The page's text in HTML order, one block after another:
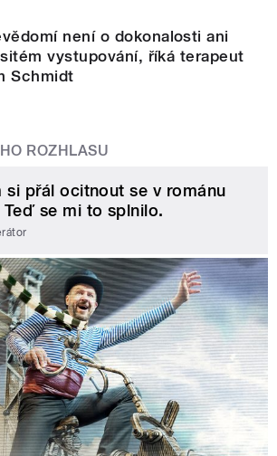
není o dokonalosti ani
vystupování, říká terapeut
Schmidt
ROZHLASU
si přál ocitnout se v románu
Teď se mi to splnilo.